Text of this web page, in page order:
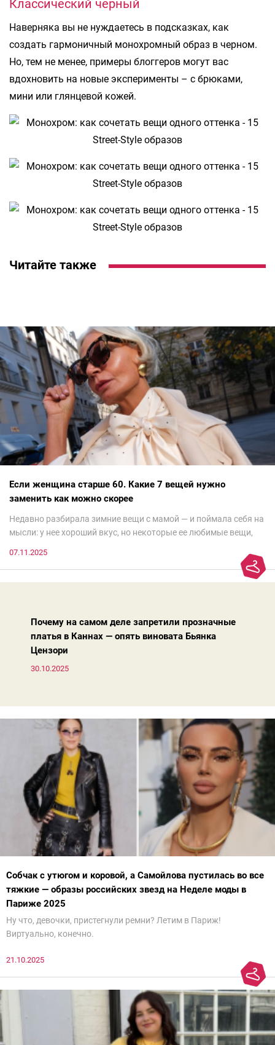
Классический черный
Наверняка вы не нуждаетесь в подсказках, как
создать гармоничный монохромный образ в черном.
Но, тем не менее, примеры блоггеров могут вас
вдохновить на новые эксперименты – с брюками,
мини или глянцевой кожей.
Читайте также
Если женщина старше 60. Какие 7 вещей нужно
заменить как можно скорее
Недавно разбирала зимние вещи с мамой — и поймала себя на
мысли: у нее хороший вкус, но некоторые ее любимые вещи,
моды. Вовсе нет.Проблема в том, что сама мода сделала шаг
07.11.2025
Почему на самом деле запретили прозначные
платья в Каннах — опять виновата Бьянка
Цензори
30.10.2025
Собчак с утюгом и коровой, а Самойлова пустилась во все
тяжкие — образы российских звезд на Неделе моды в
Париже 2025
Ну что, девочки, пристегнули ремни? Летим в Париж!
Виртуально, конечно.
21.10.2025